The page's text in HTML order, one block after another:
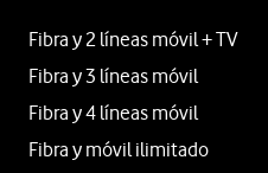
Fibra y 2 líneas móvil + TV
Fibra y 3 líneas móvil
Fibra y 4 líneas móvil
Fibra y móvil ilimitado